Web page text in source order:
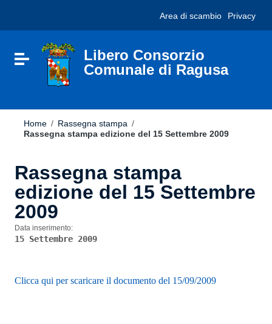
sito
include
Vai al footer
Area di scambio Privacy
Attiva / disattiva la navigazione
Libero Consorzio
Comunale di Ragusa
Home / Rassegna stampa /
Rassegna stampa edizione del 15 Settembre 2009
Rassegna stampa
edizione del 15 Settembre
2009
Data inserimento:
15 Settembre 2009
Clicca qui per scaricare il documento del 15/09/2009